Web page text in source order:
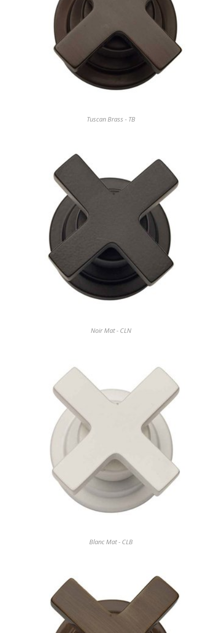
Tuscan Brass - TB
Noir Mat - CLN
Blanc Mat - CLB